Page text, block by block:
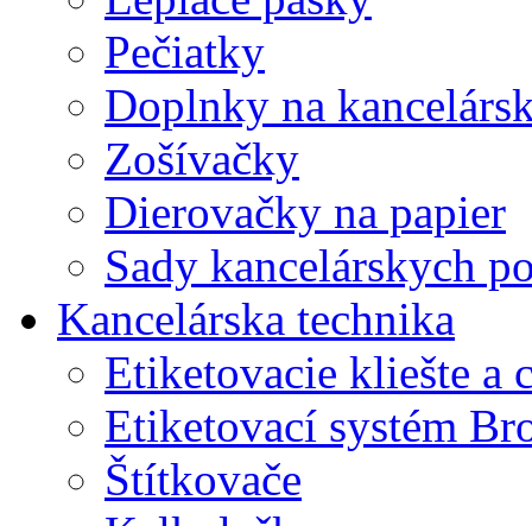
Pečiatky
Doplnky na
Zošívačky
Dierovačky na papier
Sady kancelárskych
Kancelárska technika
Etiketovacie kliešte a
Etiketovací systém
Štítkovače